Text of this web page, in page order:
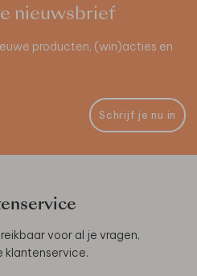
nieuwsbrief
producten, (win)acties en
Schrijf je nu in
voor al je vragen,
klantenservice.